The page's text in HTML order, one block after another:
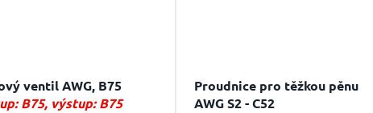
ventil AWG, B75
B75, výstup: B75
Proudnice pro těžkou pěnu
AWG S2 - C52